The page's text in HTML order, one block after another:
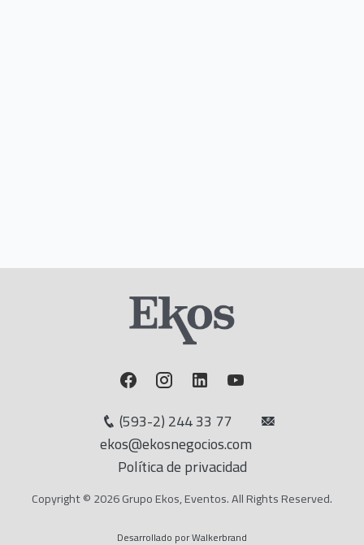
(593-2) 244 33 77
ekos@ekosnegocios.com
Política de privacidad
Copyright © 2026 Grupo Ekos, Eventos. All Rights Reserved.
Desarrollado por Walkerbrand